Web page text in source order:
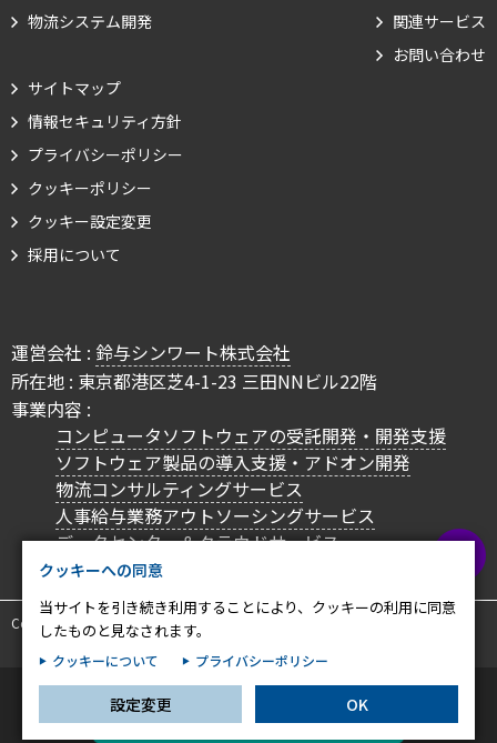
物流システム開発
関連サービス
お問い合わせ
サイトマップ
情報セキュリティ方針
プライバシーポリシー
クッキーポリシー
クッキー設定変更
採用について
運営会社 : 鈴与シンワート株式会社
所在地 : 東京都港区芝4-1-23 三田NNビル22階
事業内容 :
コンピュータソフトウェアの受託開発・開発支援
ソフトウェア製品の導入支援・アドオン開発
物流コンサルティングサービス
人事給与業務アウトソーシングサービス
データセンター＆クラウドサービス
Copyright © SUZUYO SHINWART CORPORATION. All Rights Reserved.
クッキーへの同意
当サイトを引き続き利用することにより、クッキーの利用に同意
したものと見なされます。
クッキーについて プライバシーポリシー
設定変更 OK
Cookie であり、対象となるのはサイト訪問者に関する情報、サイト訪問者
による設定、デバイス情報などです。これらの情報はサイトを正常に機能さ
せる目的を中心に使われます。個人を直接特定できる情報が保存されること
は通常ありませんが、Web サイトのパーソナライズに使われることはあり
ます。鈴与シンワートではプライバシーの権利を尊重しており、一部の
Cookie については有効化を拒否できるよう配慮しています。各カテゴリを
クリックすることで、それらの Cookie に関する詳細を確認し、当サイトに
おけるデフォルト設定を変更できます。ただし、一部の Cookie を無効化し
た場合、サイトの利用やサービスの利用に影響が出る可能性があります。詳
不可欠な Cookie
この設定で保存する